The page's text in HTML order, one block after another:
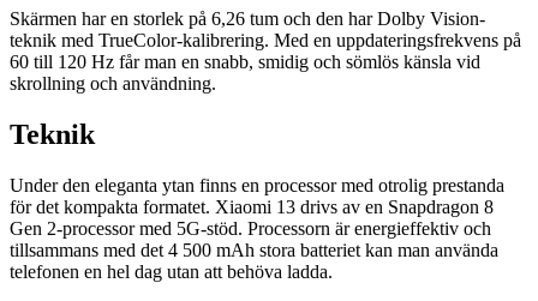
Skärmen har en storlek på 6,26 tum och den har Dolby Vision-
teknik med TrueColor-kalibrering. Med en uppdateringsfrekvens på
60 till 120 Hz får man en snabb, smidig och sömlös känsla vid
skrollning och användning.
Teknik
Under den eleganta ytan finns en processor med otrolig prestanda
för det kompakta formatet. Xiaomi 13 drivs av en Snapdragon 8
Gen 2-processor med 5G-stöd. Processorn är energieffektiv och
tillsammans med det 4 500 mAh stora batteriet kan man använda
telefonen en hel dag utan att behöva ladda.